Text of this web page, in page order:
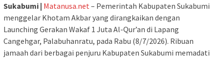
Sukabumi | Matanusa.net – Pemerintah Kabupaten Sukabumi
menggelar Khotam Akbar yang dirangkaikan dengan
Launching Gerakan Wakaf 1 Juta Al-Qur’an di Lapang
Cangehgar, Palabuhanratu, pada Rabu (8/7/2026). Ribuan
jamaah dari berbagai penjuru Kabupaten Sukabumi memadati